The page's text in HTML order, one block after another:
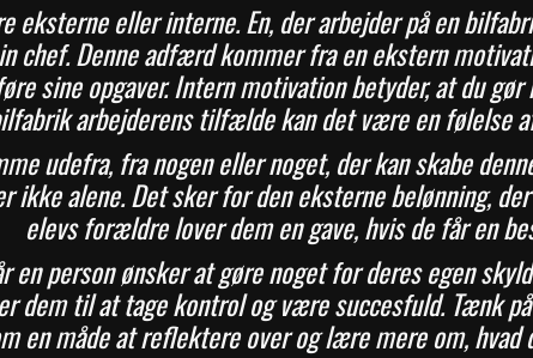
eksterne eller interne. En, der arbejder på en
chef. Denne adfærd kommer fra en ekstern
sine opgaver. Intern motivation betyder, at du
arbejderens tilfælde kan det være en følelse
udefra, fra nogen eller noget, der kan skabe
ikke alene. Det sker for den eksterne belønning,
elevs forældre lover dem en gave, hvis de får en
en person ønsker at gøre noget for deres egen
dem til at tage kontrol og være succesfuld. Tænk
en måde at reflektere over og lære mere om,